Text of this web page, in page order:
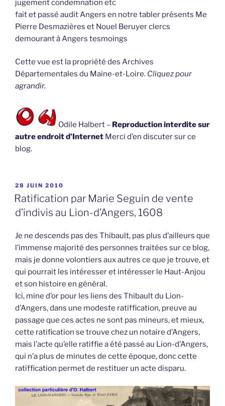
jugement condemnation etc
fait et passé audit Angers en notre tabler présents Me
Pierre Desmazières et Nouel Beruyer clercs
demourant à Angers tesmoings
Cette vue est la propriété des Archives
Départementales du Maine-et-Loire. Cliquez pour
agrandir.
Odile Halbert – Reproduction interdite sur
autre endroit d’Internet Merci d’en discuter sur ce
blog.
PUBLIÉ
LE
28 JUIN 2010
Ratification par Marie Seguin de vente
d’indivis au Lion-d’Angers, 1608
Je ne descends pas des Thibault, pas plus d’ailleurs que
l’immense majorité des personnes traitées sur ce blog,
mais je donne volontiers aux autres ce que je trouve, et
qui pourrait les intéresser et intéresser le Haut-Anjou
et son histoire en général.
Ici, mine d’or pour les liens des Thibault du Lion-
d’Angers, dans une modeste ratiffication, preuve au
passage que ces actes ne sont pas mineurs, et mieux,
cette ratification se trouve chez un notaire d’Angers,
mais l’acte qu’elle ratiffie a été passé au Lion-d’Angers,
qui n’a plus de minutes de cette époque, donc cette
ratiffication permet de restituer un acte disparu.